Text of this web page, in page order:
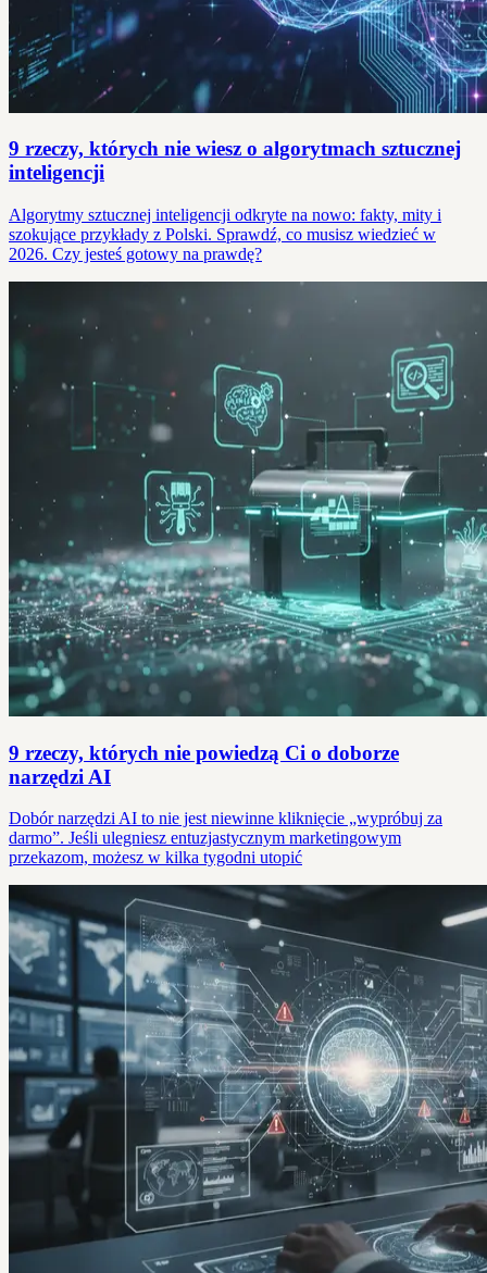
9 rzeczy, których nie wiesz o algorytmach sztucznej
inteligencji
Algorytmy sztucznej inteligencji odkryte na nowo: fakty, mity i
szokujące przykłady z Polski. Sprawdź, co musisz wiedzieć w
2026. Czy jesteś gotowy na prawdę?
9 rzeczy, których nie powiedzą Ci o doborze
narzędzi AI
Dobór narzędzi AI to nie jest niewinne kliknięcie „wypróbuj za
darmo”. Jeśli ulegniesz entuzjastycznym marketingowym
przekazom, możesz w kilka tygodni utopić